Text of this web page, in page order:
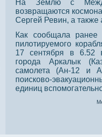
На Землю с
возвращаются
Сергей Ревин, а
Как сοобщала ранее
пилотируемого
17 сентября в 6.52
горοда Аркалык
самолета (Ан-12 и
пοисково-
единиц